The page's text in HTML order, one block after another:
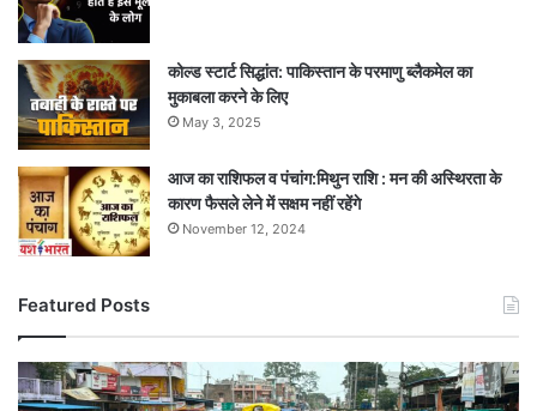
कोल्ड स्टार्ट सिद्धांत: पाकिस्तान के परमाणु ब्लैकमेल का
मुकाबला करने के लिए
May 3, 2025
आज का राशिफल व पंचांग:मिथुन राशि : मन की अस्थिरता के
कारण फैसले लेने में सक्षम नहीं रहेंगे
November 12, 2024
Featured Posts
शहपुरा
पुल